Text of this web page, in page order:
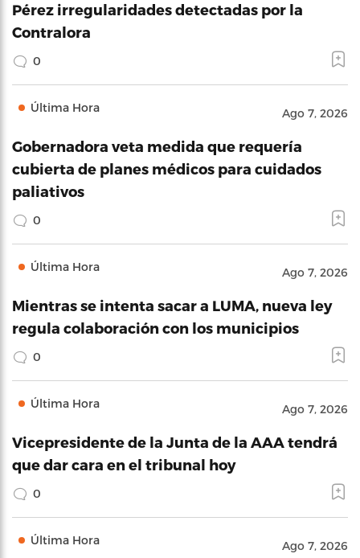
Pérez irregularidades detectadas por la
Contralora
0
Última Hora Ago 7, 2026
Gobernadora veta medida que requería
cubierta de planes médicos para cuidados
paliativos
0
Última Hora Ago 7, 2026
Mientras se intenta sacar a LUMA, nueva ley
regula colaboración con los municipios
0
Última Hora Ago 7, 2026
Vicepresidente de la Junta de la AAA tendrá
que dar cara en el tribunal hoy
0
Última Hora Ago 7, 2026